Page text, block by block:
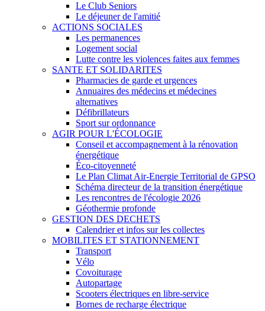
Le Club Seniors
Le déjeuner de l'amitié
ACTIONS SOCIALES
Les permanences
Logement social
Lutte contre les violences faites aux femmes
SANTE ET SOLIDARITES
Pharmacies de garde et urgences
Annuaires des médecins et médecines
alternatives
Défibrillateurs
Sport sur ordonnance
AGIR POUR L'ÉCOLOGIE
Conseil et accompagnement à la rénovation
énergétique
Éco-citoyenneté
Le Plan Climat Air-Energie Territorial de GPSO
Schéma directeur de la transition énergétique
Les rencontres de l'écologie 2026
Géothermie profonde
GESTION DES DECHETS
Calendrier et infos sur les collectes
MOBILITES ET STATIONNEMENT
Transport
Vélo
Covoiturage
Autopartage
Scooters électriques en libre-service
Bornes de recharge électrique